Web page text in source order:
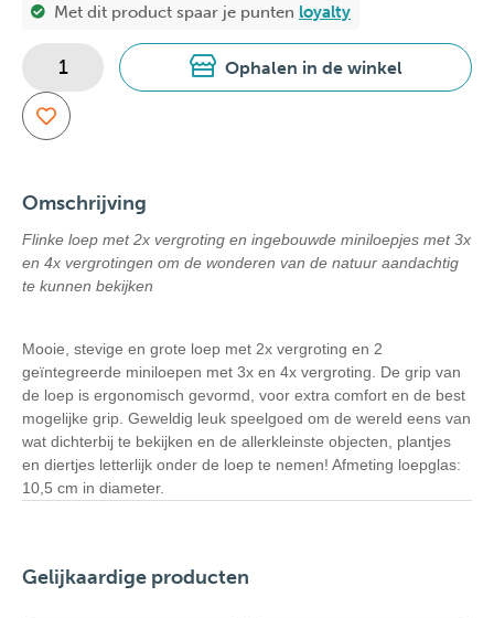
Met dit product spaar je punten loyalty
Ophalen in de winkel
Omschrijving
Flinke loep met 2x vergroting en ingebouwde miniloepjes met 3x
en 4x vergrotingen om de wonderen van de natuur aandachtig
te kunnen bekijken
Mooie, stevige en grote loep met 2x vergroting en 2
geïntegreerde miniloepen met 3x en 4x vergroting. De grip van
de loep is ergonomisch gevormd, voor extra comfort en de best
mogelijke grip. Geweldig leuk speelgoed om de wereld eens van
wat dichterbij te bekijken en de allerkleinste objecten, plantjes
en diertjes letterlijk onder de loep te nemen! Afmeting loepglas:
10,5 cm in diameter.
Gelijkaardige producten